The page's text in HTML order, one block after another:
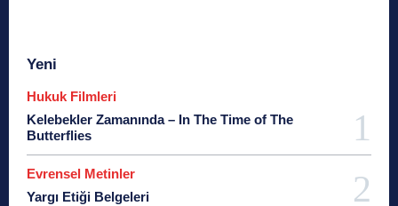
Yeni
Hukuk Filmleri
Kelebekler Zamanında – In The Time of The
Butterflies
Evrensel Metinler
Yargı Etiği Belgeleri